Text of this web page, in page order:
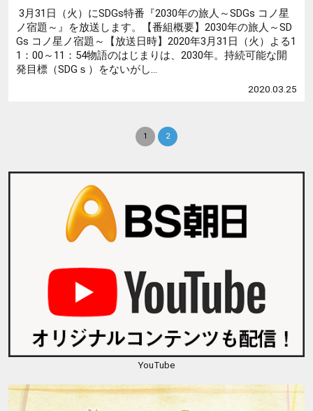
3月31日（火）にSDGs特番『2030年の旅人～SDGs コノ星
ノ宿題～』を放送します。【番組概要】2030年の旅人～SD
Gs コノ星ノ宿題～【放送日時】2020年3月31日（火）よる1
1：00～11：54物語のはじまりは、2030年。持続可能な開
発目標（SDGｓ）をないがし...
2020.03.25
1 2
YouTube